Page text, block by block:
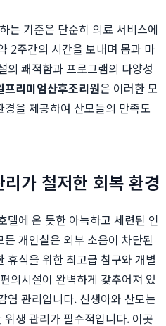
는 기준은 단순히 의료 서비스에
2주간의 시간을 보내며 몸과 마
의 쾌적함과 프로그램의 다양성
프리미엄산후조리원은 이러한 모
을 제공하여 산모들의 만족도
가 철저한 회복 환경
텔에 온 듯한 아늑하고 세련된 인
개인실은 외부 소음이 차단된
휴식을 위한 최고급 침구와 개별
의시설이 완벽하게 갖추어져 있
염 관리입니다. 신생아와 산모는
생 관리가 필수적입니다. 이곳